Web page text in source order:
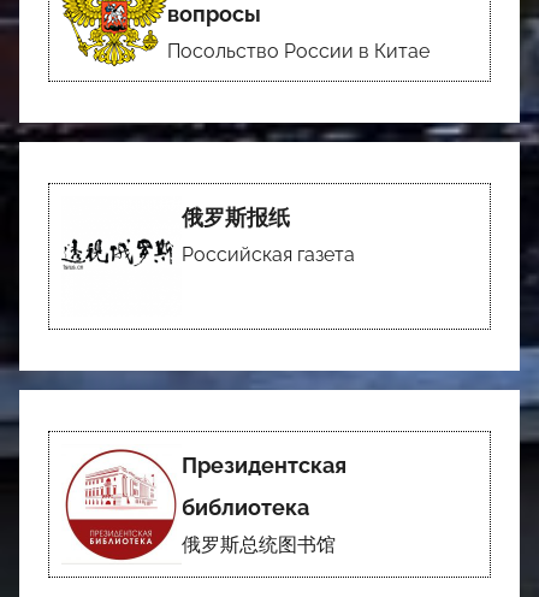
вопросы
Посольство России в Китае
俄罗斯报纸
Российская газета
Президентская
библиотека
俄罗斯总统图书馆